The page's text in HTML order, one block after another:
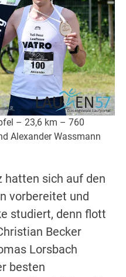
– 23,6 km – 760
Alexander Wassmann
hatten sich auf den
vorbereitet und
studiert, denn flott
Becker
Lorsbach
besten